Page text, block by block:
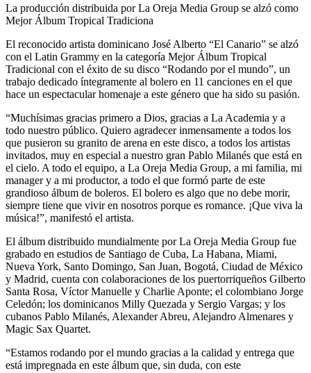
La producción distribuida por La Oreja Media Group se alzó como
Mejor Álbum Tropical Tradiciona
El reconocido artista dominicano José Alberto “El Canario” se alzó
con el Latin Grammy en la categoría Mejor Álbum Tropical
Tradicional con el éxito de su disco “Rodando por el mundo”, un
trabajo dedicado íntegramente al bolero en 11 canciones en el que
hace un espectacular homenaje a este género que ha sido su pasión.
“Muchísimas gracias primero a Dios, gracias a La Academia y a
todo nuestro público. Quiero agradecer inmensamente a todos los
que pusieron su granito de arena en este disco, a todos los artistas
invitados, muy en especial a nuestro gran Pablo Milanés que está en
el cielo. A todo el equipo, a La Oreja Media Group, a mi familia, mi
manager y a mi productor, a todo el que formó parte de este
grandioso álbum de boleros. El bolero es algo que no debe morir,
siempre tiene que vivir en nosotros porque es romance. ¡Que viva la
música!”, manifestó el artista.
El álbum distribuido mundialmente por La Oreja Media Group fue
grabado en estudios de Santiago de Cuba, La Habana, Miami,
Nueva York, Santo Domingo, San Juan, Bogotá, Ciudad de México
y Madrid, cuenta con colaboraciones de los puertorriqueños Gilberto
Santa Rosa, Víctor Manuelle y Charlie Aponte; el colombiano Jorge
Celedón; los dominicanos Milly Quezada y Sergio Vargas; y los
cubanos Pablo Milanés, Alexander Abreu, Alejandro Almenares y
Magic Sax Quartet.
“Estamos rodando por el mundo gracias a la calidad y entrega que
está impregnada en este álbum que, sin duda, con este